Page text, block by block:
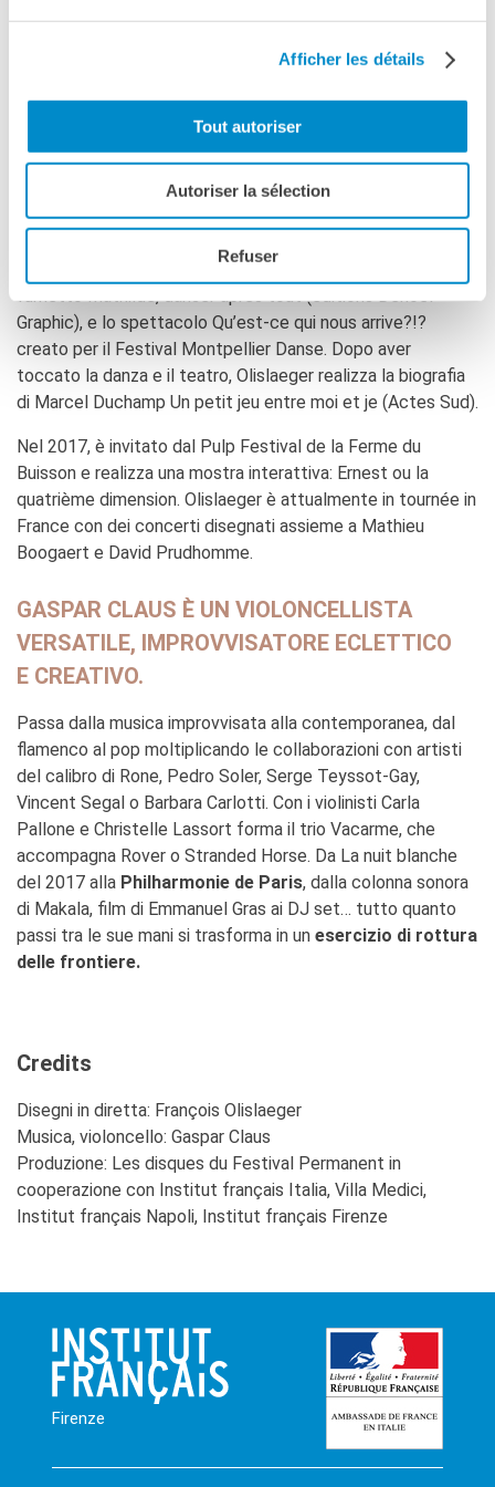
Afficher les détails
Tout autoriser
Autoriser la sélection
Refuser
collabora regolarmente come disegnatore per la stampa
Internazionale in Italia)ed è autore dei reportage
disegnati su TOC. Dopo aver illustrato per sette anni le
giornate del Festival d’Avignone, pubblica Carnets d’Avignon
(Actes Sud/Arte éditions, 2013), nei quali è iscritta la
incontro con la coreografa Mathilde Monnier, nascerà il
Graphic), e lo spettacolo Qu’est-ce qui nous arrive?!?
creato per il Festival Montpellier Danse. Dopo aver
toccato la danza e il teatro, Olislaeger realizza la biografia
di Marcel Duchamp Un petit jeu entre moi et je (Actes Sud).
Nel 2017, è invitato dal Pulp Festival de la Ferme du
Buisson e realizza una mostra interattiva: Ernest ou la
quatrième dimension. Olislaeger è attualmente in tournée in
France con dei concerti disegnati assieme a Mathieu
Boogaert e David Prudhomme.
GASPAR CLAUS È UN VIOLONCELLISTA
VERSATILE, IMPROVVISATORE ECLETTICO
E CREATIVO.
Passa dalla musica improvvisata alla contemporanea, dal
flamenco al pop moltiplicando le collaborazioni con artisti
del calibro di Rone, Pedro Soler, Serge Teyssot-Gay,
Vincent Segal o Barbara Carlotti. Con i violinisti Carla
Pallone e Christelle Lassort forma il trio Vacarme, che
accompagna Rover o Stranded Horse. Da La nuit blanche
del 2017 alla Philharmonie de Paris, dalla colonna sonora
di Makala, film di Emmanuel Gras ai DJ set… tutto quanto
passi tra le sue mani si trasforma in un esercizio di rottura
delle frontiere.
Credits
Disegni in diretta: François Olislaeger
Musica, violoncello: Gaspar Claus
Produzione: Les disques du Festival Permanent in
cooperazione con Institut français Italia, Villa Medici,
Institut français Napoli, Institut français Firenze
Firenze